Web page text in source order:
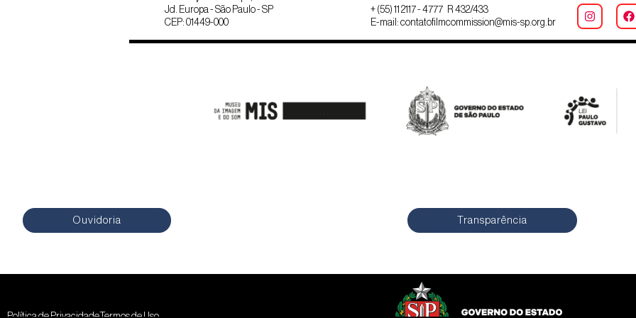
Jd. Europa - São Paulo - SP
CEP: 01449-000
+ (55) 11 2117 - 4777 R 432/433
E-mail: contatofilmcommission@mis-sp.org.br
Ouvidoria Transparência